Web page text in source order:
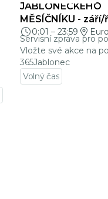
JABLONECKÉHO
MĚSÍČNÍKU -
0:01 – 23:59
Servisní zpráva pro
Vložte své akce na
365Jablonec
Volný čas